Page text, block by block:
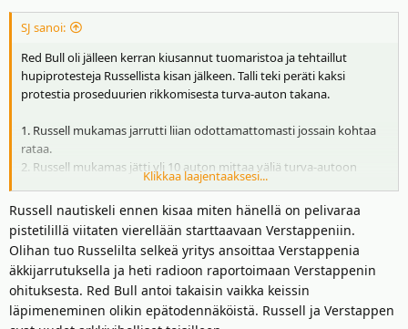
SJ sanoi:
Red Bull oli jälleen kerran kiusannut tuomaristoa ja tehtaillut
hupiprotesteja Russellista kisan jälkeen. Talli teki peräti kaksi
protestia proseduurien rikkomisesta turva-auton takana.
1. Russell mukamas jarrutti liian odottamattomasti jossain kohtaa
rataa.
2. Russell mukamas jätti yli 10 auton mittaa väliä turva-autoon
Kolmantena asiana Red Bull myös itki Russellin olleen
epäurheilijamainen kertoessaan radion kautta tallilleen, että uskoi
Verstappenin hetkellisesti ohittaneen hänet turva-auton takana.
(Siitä olisi tullut rankkua Maxille.) Tapaukset ilmeisesti liittyvät
toisiinsa, eli Russell on jossain kohtaa jarrutellut kovempaa ja
Verstappen on reagoinut hitaasti ja käynyt rinnalla.
Klikkaa laajentaaksesi...
Russell nautiskeli ennen kisaa miten hänellä on pelivaraa
pistetilillä viitaten vierellään starttaavaan Verstappeniin.
Olihan tuo Russelilta selkeä yritys ansoittaa Verstappenia
äkkijarrutuksella ja heti radioon raportoimaan Verstappenin
ohituksesta. Red Bull antoi takaisin vaikka keissin
läpimeneminen olikin epätodennäköistä. Russell ja Verstappen